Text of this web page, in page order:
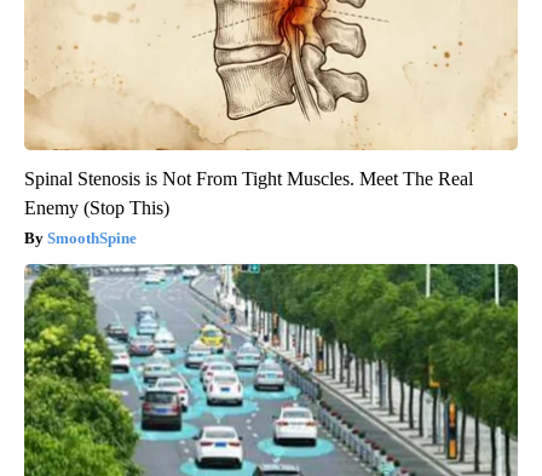
Spinal Stenosis is Not From Tight Muscles. Meet The Real
Enemy (Stop This)
SmoothSpine